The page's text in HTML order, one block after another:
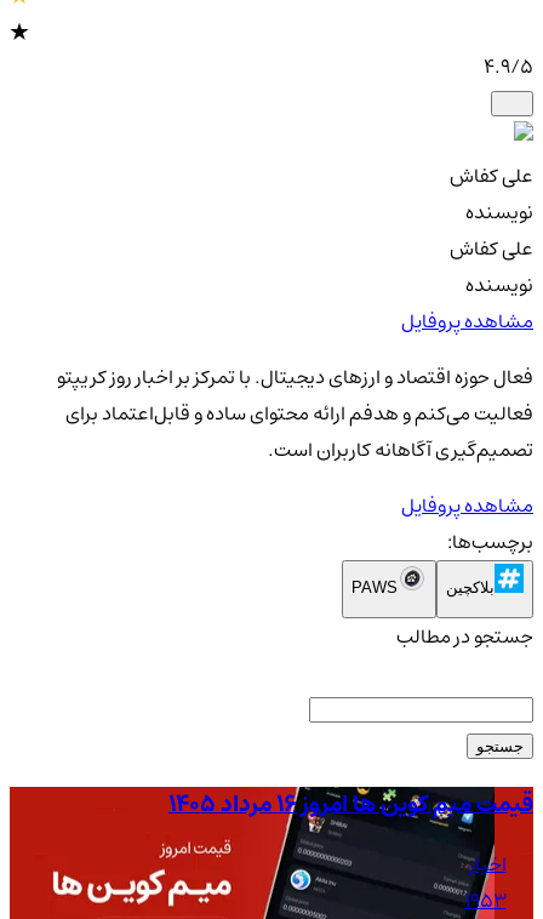
4.9/5
علی کفاش
نویسنده
علی کفاش
نویسنده
مشاهده پروفایل
فعال حوزه اقتصاد و ارزهای دیجیتال. با تمرکز بر اخبار روز کریپتو
فعالیت می‌کنم و هدفم ارائه محتوای ساده و قابل‌اعتماد برای
تصمیم‌گیری آگاهانه کاربران است.
مشاهده پروفایل
برچسب‌ها:
بلاکچین PAWS
جستجو در مطالب
جستجو
قیمت میم کوین ها امروز ۱۶ مرداد ۱۴۰۵
اخبار
1953